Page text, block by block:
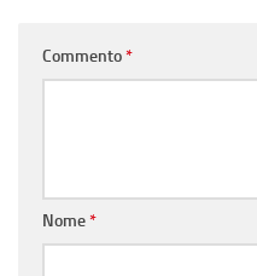
Commento*
Nome*